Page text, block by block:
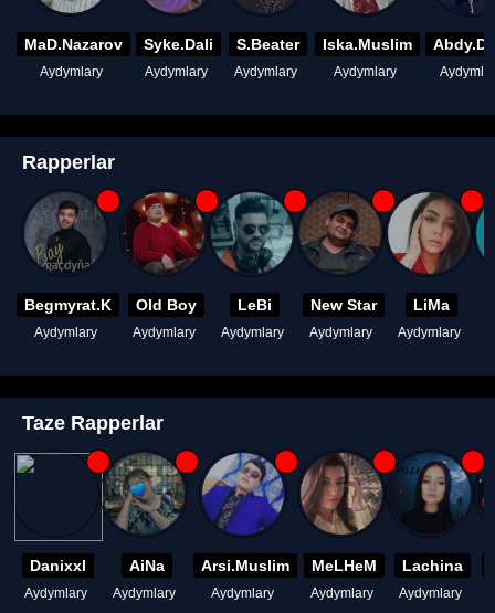
MaD.Nazarov
Aydymlary
Syke.Dali
Aydymlary
S.Beater
Aydymlary
Iska.Muslim
Aydymlary
Rapperlar
Begmyrat.K
Aydymlary
Old Boy
Aydymlary
LeBi
Aydymlary
New Star
Aydymlary
LiMa
Aydymlary
Taze Rapperlar
Danixxl
Aydymlary
AiNa
Aydymlary
Arsi.Muslim
Aydymlary
MeLHeM
Aydymlary
Lachina
Aydymlary